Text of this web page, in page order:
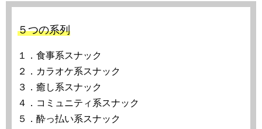
５つの系列
１．食事系スナック
２．カラオケ系スナック
３．癒し系スナック
４．コミュニティ系スナック
５．酔っ払い系スナック